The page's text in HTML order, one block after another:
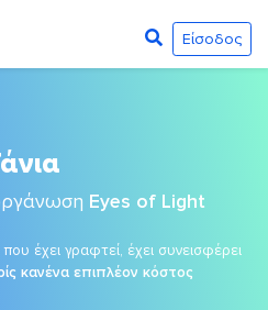
Είσοδος
Eyes of Light
έχει γραφτεί, έχει συνεισφέρει
κανένα επιπλέον κόστος